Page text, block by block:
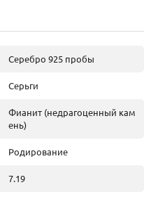
Серебро 925 пробы
Серьги
Фианит (недрагоценный кам
ень)
Родирование
7.19